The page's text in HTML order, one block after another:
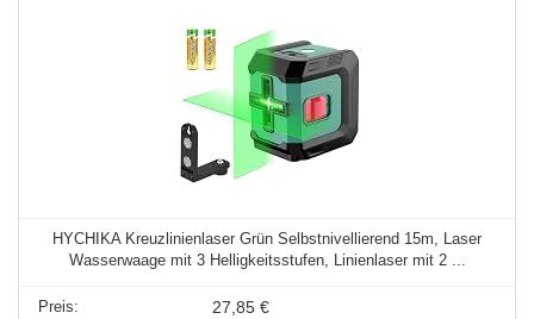
HYCHIKA Kreuzlinienlaser Grün Selbstnivellierend 15m, Laser
Wasserwaage mit 3 Helligkeitsstufen, Linienlaser mit 2 ...
27,85 €